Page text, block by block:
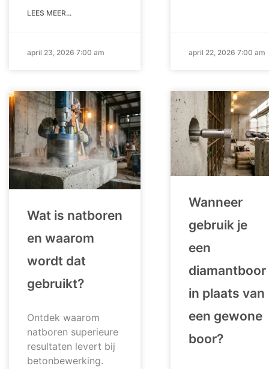
LEES MEER...
april 23, 2026 7:00 am april 22, 2026 7:00 am
Wat is natboren
en waarom
wordt dat
gebruikt?
Ontdek waarom
natboren superieure
resultaten levert bij
betonbewerking.
Wanneer
gebruik je
een
diamantboor
in plaats van
een gewone
boor?